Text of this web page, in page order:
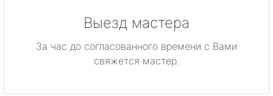
Выезд мастера
За час до согласованного времени с Вами
свяжется мастер.